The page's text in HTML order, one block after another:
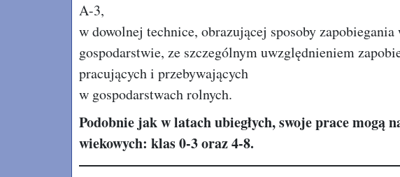
A-3,
w dowolnej technice, obrazującej sposoby
gospodarstwie, ze szczególnym uwzględnieniem
pracujących i przebywających
w gospodarstwach rolnych.
Podobnie jak w latach ubiegłych, swoje prace mogą
wiekowych: klas 0-3 oraz 4-8.